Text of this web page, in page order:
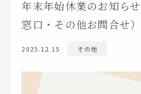
年末年始休業のお知ら
窓口・その他お問合せ）
2025.12.15 その他